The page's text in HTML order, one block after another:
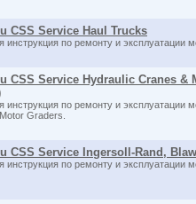
CSS Service Haul Trucks
инструкция по ремонту и эксплуатации
CSS Service Hydraulic Cranes &
инструкция по ремонту и эксплуатации
Graders.
CSS Service Ingersoll-Rand,
инструкция по ремонту и эксплуатации